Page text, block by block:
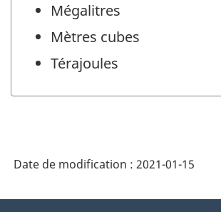
Mégalitres
Mètres cubes
Térajoules
Date de modification : 2021-01-15